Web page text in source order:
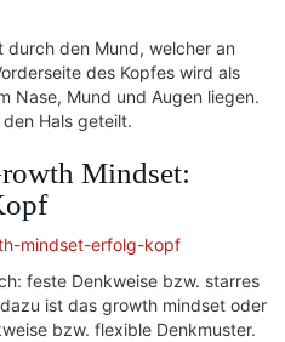
durch den Mund, welcher an
des Kopfes wird als
Nase, Mund und Augen liegen.
Hals geteilt.
Mindset:
feste Denkweise bzw. starres
ist das growth mindset oder
bzw. flexible Denkmuster.